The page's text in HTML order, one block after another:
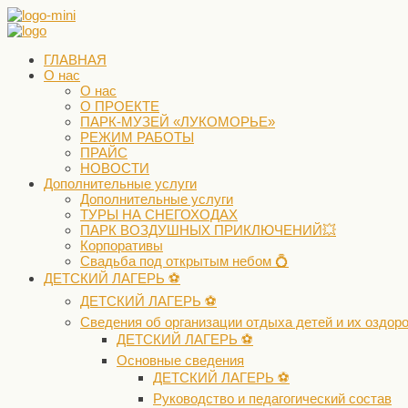
ГЛАВНАЯ
О нас
О нас
О ПРОЕКТЕ
ПАРК-МУЗЕЙ «ЛУКОМОРЬЕ»
РЕЖИМ РАБОТЫ
ПРАЙС
НОВОСТИ
Дополнительные услуги
Дополнительные услуги
ТУРЫ НА СНЕГОХОДАХ
ПАРК ВОЗДУШНЫХ ПРИКЛЮЧЕНИЙ💥
Корпоративы
Свадьба под открытым небом 💍
ДЕТСКИЙ ЛАГЕРЬ ⚽️
ДЕТСКИЙ ЛАГЕРЬ ⚽️
Сведения об организации отдыха детей и их
ДЕТСКИЙ ЛАГЕРЬ ⚽️
Основные сведения
ДЕТСКИЙ ЛАГЕРЬ ⚽️
Руководство и педагогический состав